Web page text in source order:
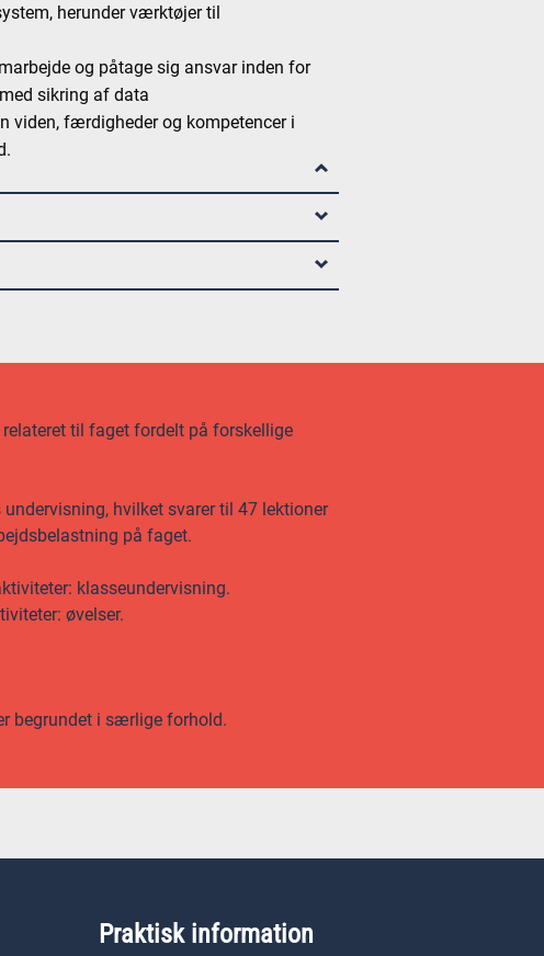
herunder værktøjer til
og påtage sig ansvar inden for
sikring af data
viden, færdigheder og kompetencer i
til faget fordelt på forskellige
hvilket svarer til 47 lektioner
på faget.
klasseundervisning.
øvelser.
begrundet i særlige forhold.
Praktisk information